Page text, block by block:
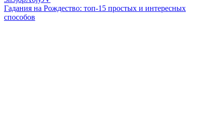
Гадания на Рождество: топ-15 простых и интересных
способов